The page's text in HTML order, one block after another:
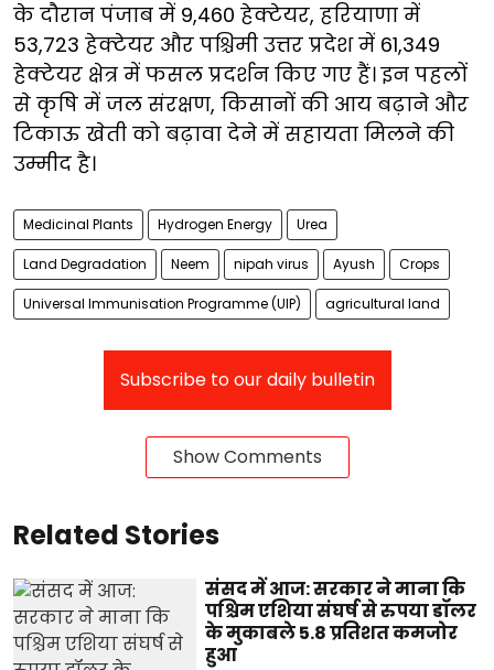
के दौरान पंजाब में 9,460 हेक्टेयर, हरियाणा में
53,723 हेक्टेयर और पश्चिमी उत्तर प्रदेश में 61,349
हेक्टेयर क्षेत्र में फसल प्रदर्शन किए गए हैं। इन पहलों
से कृषि में जल संरक्षण, किसानों की आय बढ़ाने और
टिकाऊ खेती को बढ़ावा देने में सहायता मिलने की
उम्मीद है।
Medicinal Plants Hydrogen Energy Urea
Land Degradation Neem nipah virus Ayush Crops
Universal Immunisation Programme (UIP) agricultural land
Subscribe to our daily bulletin
Show Comments
Related Stories
संसद में आज: सरकार ने माना कि
पश्चिम एशिया संघर्ष से रुपया डॉलर
के मुकाबले 5.8 प्रतिशत कमजोर
हुआ